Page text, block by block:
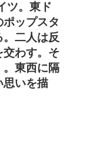
ツ。東ド
ップスタ
二人は反
わす。そ
。東西に隔
思いを描